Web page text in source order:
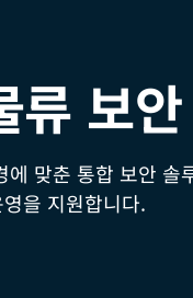
류 보
에 맞춘 통합 보안 솔
을 지원합니다.